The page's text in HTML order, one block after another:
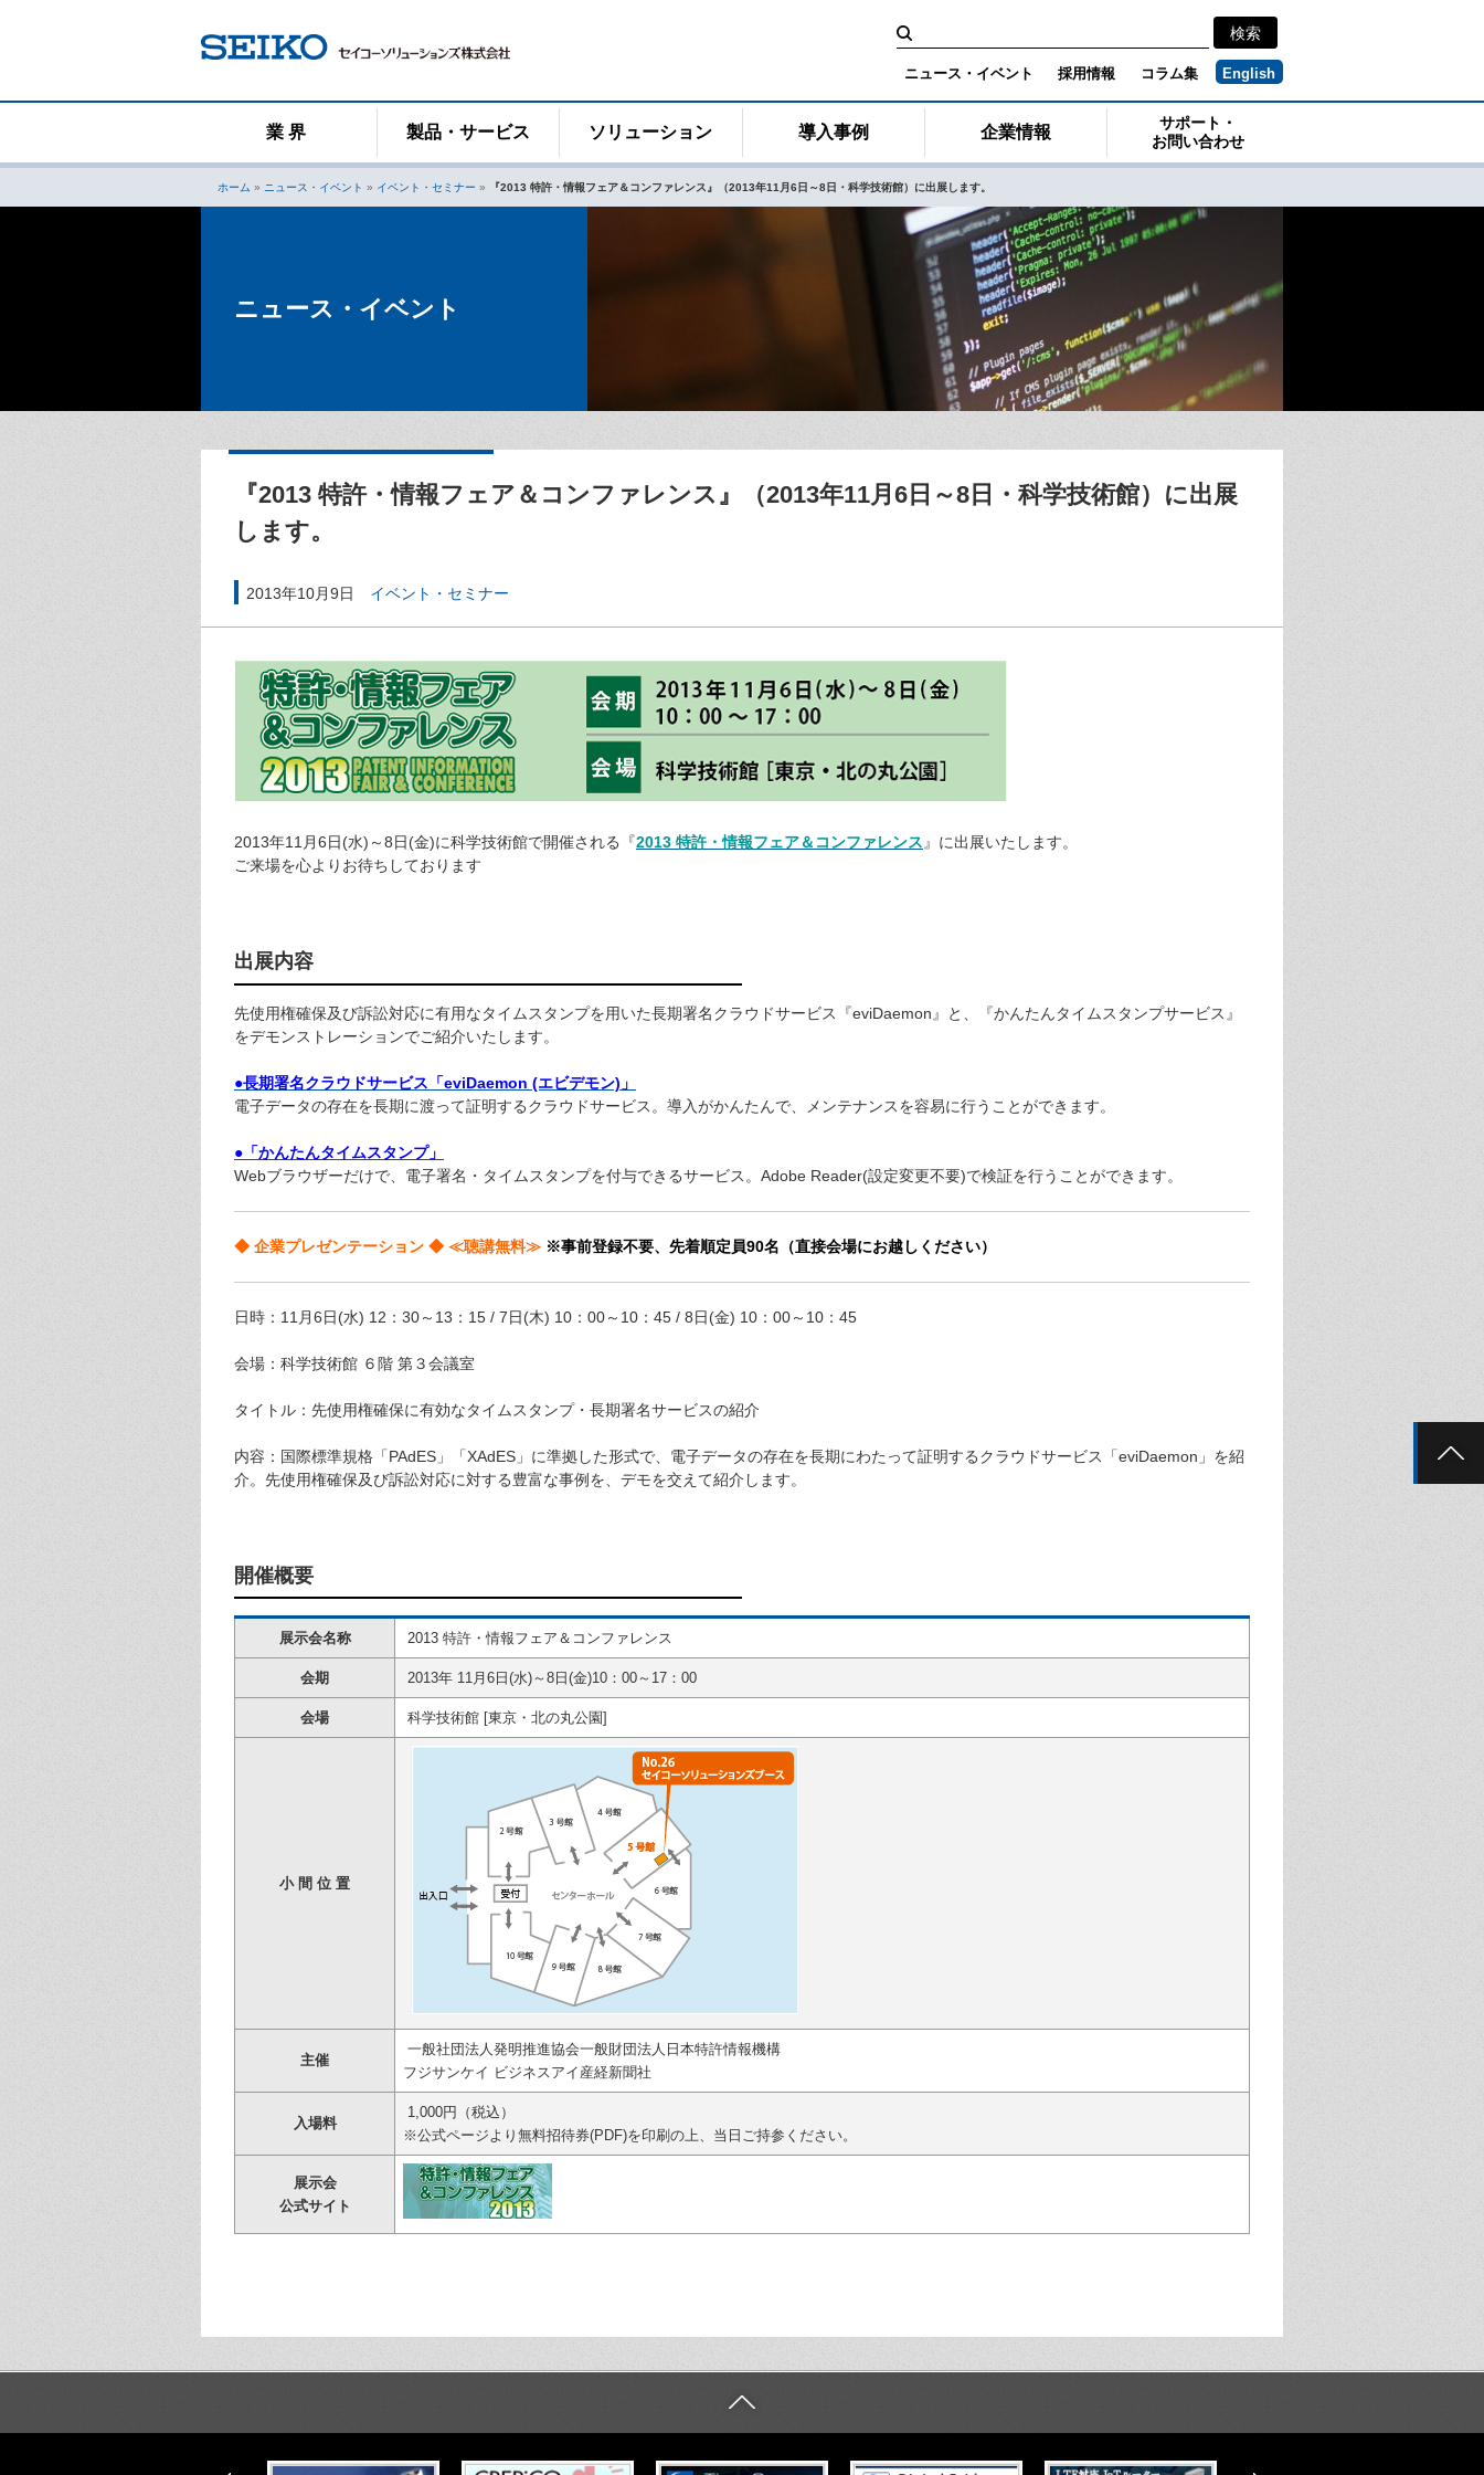
ツ
キ
検
索:
ニュース・イベント 採用情報 コラム集 English
業 界 製品・サービス ソリューション 導入事例 企業情報
サポート・
お問い合わせ
ホーム » ニュース・イベント » イベント・セミナー » 『2013 特許・情報フェア＆コンファレンス』（2013年11月6日～8日・科学技術館）に出展します。
ニュース・イベント
『2013 特許・情報フェア＆コンファレンス』（2013年11月6日～8日・科学技術館）に出展
します。
2013年10月9日 イベント・セミナー
2013年11月6日(水)～8日(金)に科学技術館で開催される『2013 特許・情報フェア＆コンファレンス』に出展いたします。
ご来場を心よりお待ちしております
出展内容
先使用権確保及び訴訟対応に有用なタイムスタンプを用いた長期署名クラウドサービス『eviDaemon』と、『かんたんタイムスタンプサービス』
をデモンストレーションでご紹介いたします。
●長期署名クラウドサービス「eviDaemon (エビデモン)」
電子データの存在を長期に渡って証明するクラウドサービス。導入がかんたんで、メンテナンスを容易に行うことができます。
●「かんたんタイムスタンプ」
Webブラウザーだけで、電子署名・タイムスタンプを付与できるサービス。Adobe Reader(設定変更不要)で検証を行うことができます。
◆ 企業プレゼンテーション ◆ ≪聴講無料≫ ※事前登録不要、先着順定員90名（直接会場にお越しください）
日時：11月6日(水) 12：30～13：15 / 7日(木) 10：00～10：45 / 8日(金) 10：00～10：45
会場：科学技術館 ６階 第３会議室
タイトル：先使用権確保に有効なタイムスタンプ・長期署名サービスの紹介
内容：国際標準規格「PAdES」「XAdES」に準拠した形式で、電子データの存在を長期にわたって証明するクラウドサービス「eviDaemon」を紹
介。先使用権確保及び訴訟対応に対する豊富な事例を、デモを交えて紹介します。
開催概要
展示会名称 2013 特許・情報フェア＆コンファレンス
会期 2013年 11月6日(水)～8日(金)10：00～17：00
会場 科学技術館 [東京・北の丸公園]
小 間 位 置
主催
一般社団法人発明推進協会一般財団法人日本特許情報機構
フジサンケイ ビジネスアイ産経新聞社
入場料
1,000円（税込）
※公式ページより無料招待券(PDF)を印刷の上、当日ご持参ください。
展示会
公式サイト